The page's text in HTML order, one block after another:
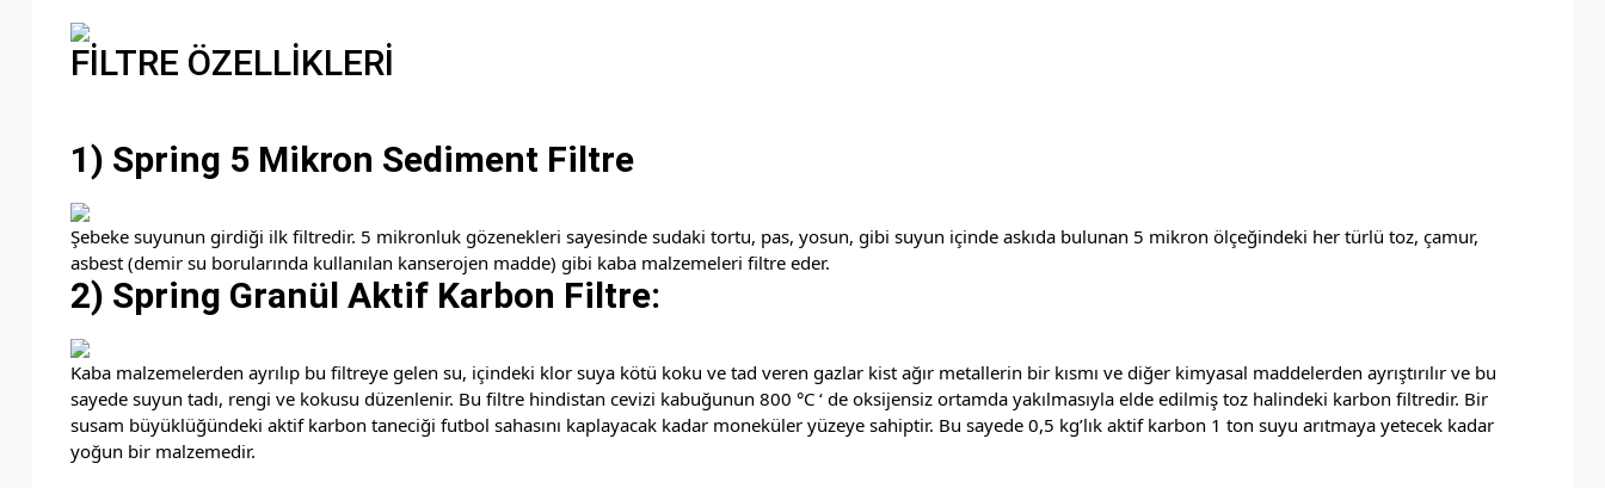
FİLTRE ÖZELLİKLERİ
1) Spring 5 Mikron Sediment Filtre
Şebeke suyunun girdiği ilk filtredir. 5 mikronluk gözenekleri sayesinde sudaki tortu, pas, yosun, gibi suyun içinde askıda bulunan 5 mikron ölçeğindeki her türlü toz, çamur,
asbest (demir su borularında kullanılan kanserojen madde) gibi kaba malzemeleri filtre eder.
2) Spring Granül Aktif Karbon Filtre:
Kaba malzemelerden ayrılıp bu filtreye gelen su, içindeki klor suya kötü koku ve tad veren gazlar kist ağır metallerin bir kısmı ve diğer kimyasal maddelerden ayrıştırılır ve bu
sayede suyun tadı, rengi ve kokusu düzenlenir. Bu filtre hindistan cevizi kabuğunun 800 °C ‘ de oksijensiz ortamda yakılmasıyla elde edilmiş toz halindeki karbon filtredir. Bir
susam büyüklüğündeki aktif karbon taneciği futbol sahasını kaplayacak kadar moneküler yüzeye sahiptir. Bu sayede 0,5 kg’lık aktif karbon 1 ton suyu arıtmaya yetecek kadar
yoğun bir malzemedir.